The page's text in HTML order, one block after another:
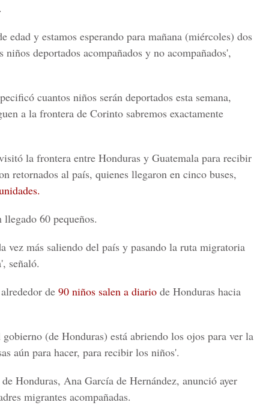
edad y estamos esperando para mañana (miércoles) dos
deportados acompañados y no acompañados',
cuantos niños serán deportados esta semana,
a la frontera de Corinto sabremos exactamente
la frontera entre Honduras y Guatemala para recibir
retornados al país, quienes llegaron en cinco buses,
60 pequeños.
vez más saliendo del país y pasando la ruta migratoria
señaló.
de 90 niños salen a diario de Honduras hacia
(de Honduras) está abriendo los ojos para ver la
aún para hacer, para recibir los niños'.
Honduras, Ana García de Hernández, anunció ayer
migrantes acompañadas.